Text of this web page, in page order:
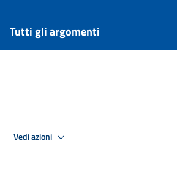
Tutti gli argomenti
Vedi azioni